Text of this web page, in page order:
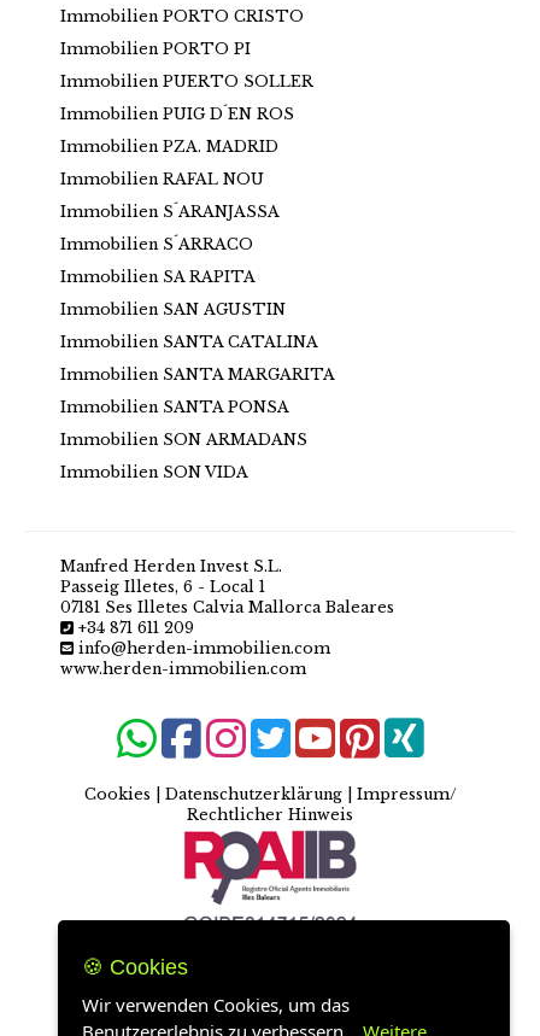
Immobilien PORTO CRISTO
Immobilien PORTO PI
Immobilien PUERTO SOLLER
Immobilien PUIG D´EN ROS
Immobilien PZA. MADRID
Immobilien RAFAL NOU
Immobilien S´ARANJASSA
Immobilien S´ARRACO
Immobilien SA RAPITA
Immobilien SAN AGUSTIN
Immobilien SANTA CATALINA
Immobilien SANTA MARGARITA
Immobilien SANTA PONSA
Immobilien SON ARMADANS
Immobilien SON VIDA
Manfred Herden Invest S.L.
Passeig Illetes, 6 - Local 1
07181 Ses Illetes Calvia Mallorca Baleares
+34 871 611 209
info@herden-immobilien.com
www.herden-immobilien.com
Cookies Datenschutzerklärung| Impressum/
Rechtlicher Hinweis
🍪 Cookies
Wir verwenden Cookies, um das
Benutzererlebnis zu verbessern... Weitere